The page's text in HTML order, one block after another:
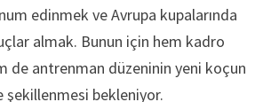
edinmek ve Avrupa kupalarında
almak. Bunun için hem kadro
de antrenman düzeninin yeni koçun
şekillenmesi bekleniyor.